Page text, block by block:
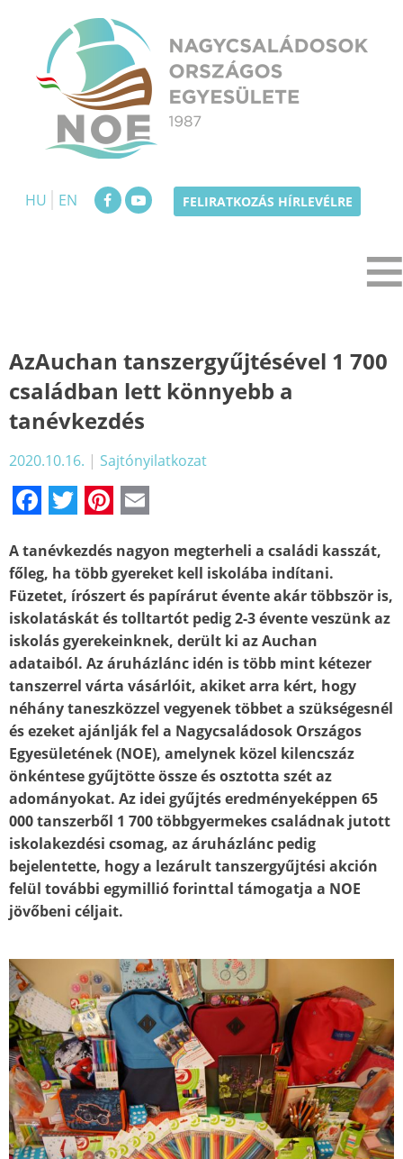
content
HU
EN FELIRATKOZÁS HÍRLEVÉLRE
AzAuchan tanszergyűjtésével 1 700
családban lett könnyebb a
tanévkezdés
2020.10.16. | Sajtónyilatkozat
Facebook
TwitterPinterest
A tanévkezdés nagyon megterheli a családi kasszát,
főleg, ha több gyereket kell iskolába indítani.
Füzetet, írószert és papírárut évente akár többször is,
iskolatáskát és tolltartót pedig 2-3 évente veszünk az
iskolás gyerekeinknek, derült ki az Auchan
adataiból. Az áruházlánc idén is több mint kétezer
tanszerrel várta vásárlóit, akiket arra kért, hogy
néhány taneszközzel vegyenek többet a szükségesnél
és ezeket ajánlják fel a Nagycsaládosok Országos
Egyesületének (NOE), amelynek közel kilencszáz
önkéntese gyűjtötte össze és osztotta szét az
adományokat. Az idei gyűjtés eredményeképpen 65
000 tanszerből 1 700 többgyermekes családnak jutott
iskolakezdési csomag, az áruházlánc pedig
bejelentette, hogy a lezárult tanszergyűjtési akción
felül további egymillió forinttal támogatja a NOE
jövőbeni céljait.